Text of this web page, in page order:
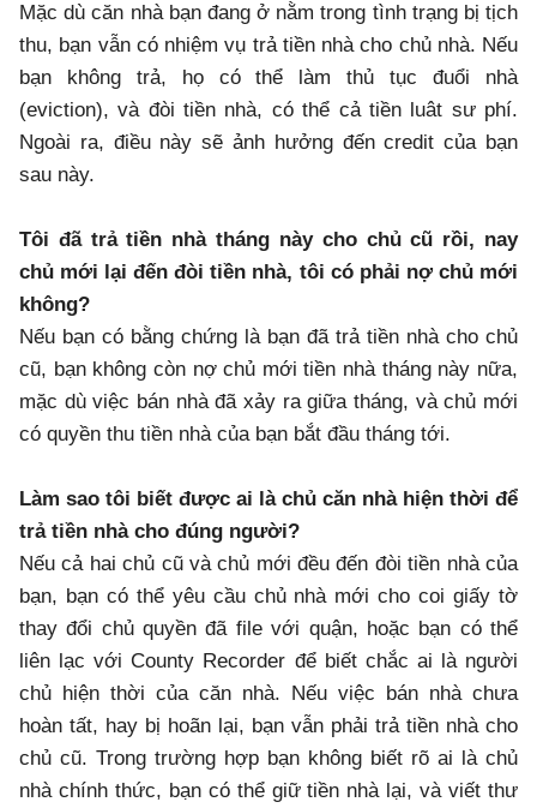
Mặc dù căn nhà bạn đang ở nằm trong tình trạng bị tịch
thu, bạn vẫn có nhiệm vụ trả tiền nhà cho chủ nhà. Nếu
bạn không trả, họ có thể làm thủ tục đuổi nhà
(eviction), và đòi tiền nhà, có thể cả tiền luât sư phí.
Ngoài ra, điều này sẽ ảnh hưởng đến credit của bạn
sau này.
Tôi đã trả tiền nhà tháng này cho chủ cũ rồi, nay
chủ mới lại đến đòi tiền nhà, tôi có phải nợ chủ mới
không?
Nếu bạn có bằng chứng là bạn đã trả tiền nhà cho chủ
cũ, bạn không còn nợ chủ mới tiền nhà tháng này nữa,
mặc dù việc bán nhà đã xảy ra giữa tháng, và chủ mới
có quyền thu tiền nhà của bạn bắt đầu tháng tới.
Làm sao tôi biết được ai là chủ căn nhà hiện thời để
trả tiền nhà cho đúng người?
Nếu cả hai chủ cũ và chủ mới đều đến đòi tiền nhà của
bạn, bạn có thể yêu cầu chủ nhà mới cho coi giấy tờ
thay đổi chủ quyền đã file với quận, hoặc bạn có thể
liên lạc với County Recorder để biết chắc ai là người
chủ hiện thời của căn nhà. Nếu việc bán nhà chưa
hoàn tất, hay bị hoãn lại, bạn vẫn phải trả tiền nhà cho
chủ cũ. Trong trường hợp bạn không biết rõ ai là chủ
nhà chính thức, bạn có thể giữ tiền nhà lại, và viết thư